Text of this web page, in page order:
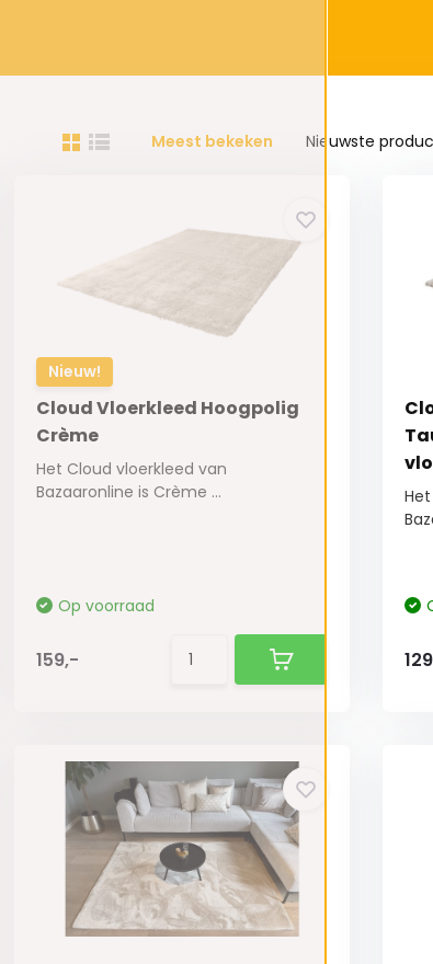
Meest bekeken Nieuwste
Nieuw!
Cloud Vloerkleed Hoogpolig
Crème
Het Cloud vloerkleed van
Bazaaronline is Crème ...
Op voorraad
159,-